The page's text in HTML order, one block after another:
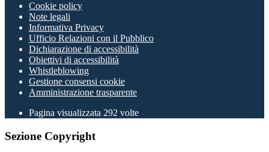
Cookie policy
Note legali
Informativa Privacy
Ufficio Relazioni con il Pubblico
Dichiarazione di accessibilità
Obiettivi di accessibilità
Whistleblowing
Gestione consensi cookie
Amministrazione trasparente
Pagina visualizzata 292 volte
Sezione Copyright